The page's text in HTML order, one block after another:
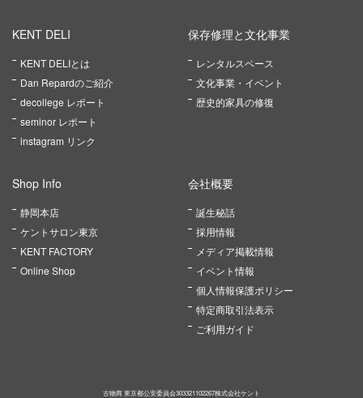
KENT DELI
KENT DELIとは
Dan Repardのご紹介
decollege レポート
seminor レポート
instagram リンク
保存修理と文化事業
レンタルスペース
文化事業・イベント
歴史的家具の修復
Shop Info
静岡本店
ケントサロン東京
KENT FACTORY
Online Shop
会社概要
誕生秘話
採用情報
メディア掲載情報
イベント情報
個人情報保護ポリシー
特定商取引法表示
ご利用ガイド
古物商 東京都公安委員会303321102267株式会社ケント